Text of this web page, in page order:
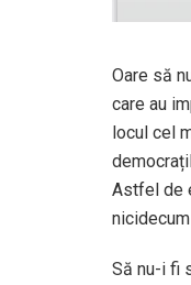
Oare să
care au
locul cel
Astfel de
Să nu-i fi